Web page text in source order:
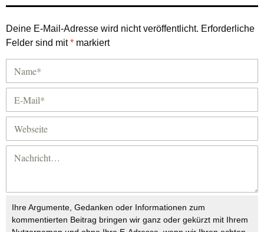
Deine E-Mail-Adresse wird nicht veröffentlicht. Erforderliche
Felder sind mit* markiert
Ihre Argumente, Gedanken oder Informationen zum
kommentierten Beitrag bringen wir ganz oder gekürzt mit Ihrem